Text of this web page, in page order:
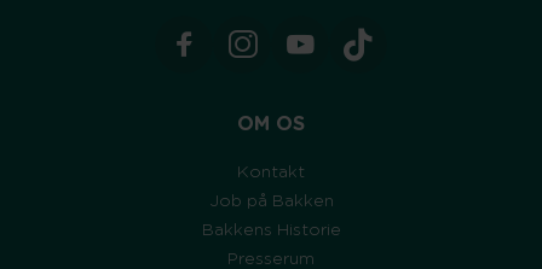
OM OS
Kontakt
Job på Bakken
Bakkens Historie
Presserum